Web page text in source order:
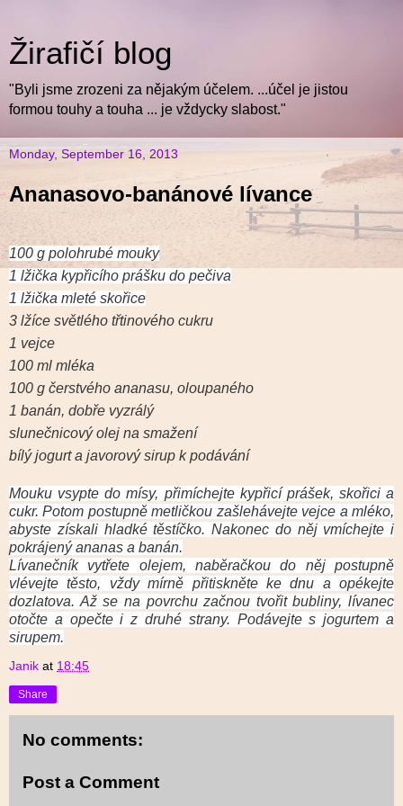
Žirafičí blog
"Byli jsme zrozeni za nějakým účelem. ...účel je jistou
formou touhy a touha ... je vždycky slabost."
Monday, September 16, 2013
Ananasovo-banánové lívance
100 g polohrubé mouky
1 lžička kypřicího prášku do pečiva
1 lžička mleté skořice
3 lžíce světlého třtinového cukru
1 vejce
100 ml mléka
100 g čerstvého ananasu, oloupaného
1 banán, dobře vyzrálý
slunečnicový olej na smažení
bílý jogurt a javorový sirup k podávání
Mouku vsypte do mísy, přimíchejte kypřicí prášek, skořici a
cukr. Potom postupně metličkou zašlehávejte vejce a mléko,
abyste získali hladké těstíčko. Nakonec do něj vmíchejte i
pokrájený ananas a banán.
Lívanečník vytřete olejem, naběračkou do něj postupně
vlévejte těsto, vždy mírně přitiskněte ke dnu a opékejte
dozlatova. Až se na povrchu začnou tvořit bubliny, lívanec
otočte a opečte i z druhé strany. Podávejte s jogurtem a
sirupem.
Janik at 18:45
Share
No comments:
Post a Comment